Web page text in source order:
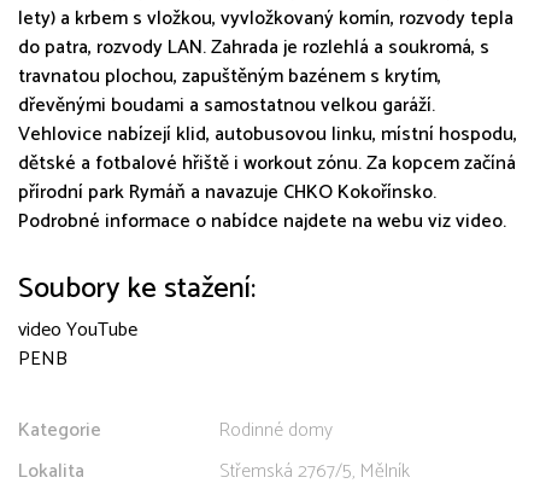
lety) a krbem s vložkou, vyvložkovaný komín, rozvody tepla
do patra, rozvody LAN. Zahrada je rozlehlá a soukromá, s
travnatou plochou, zapuštěným bazénem s krytím,
dřevěnými boudami a samostatnou velkou garáží.
Vehlovice nabízejí klid, autobusovou linku, místní hospodu,
dětské a fotbalové hřiště i workout zónu. Za kopcem začíná
přírodní park Rymáň a navazuje CHKO Kokořínsko.
Podrobné informace o nabídce najdete na webu viz video.
Soubory ke stažení:
video YouTube
PENB
Kategorie
Rodinné domy
Lokalita
Střemská 2767/5, Mělník